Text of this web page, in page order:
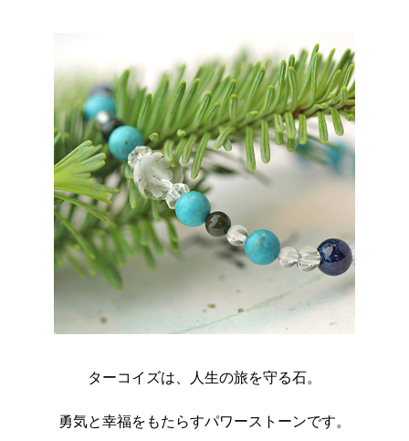
ターコイズは、人生の旅を守る石。
勇気と幸福をもたらすパワーストーンです。